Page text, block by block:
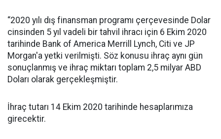
“2020 yılı dış finansman programı çerçevesinde Dolar
cinsinden 5 yıl vadeli bir tahvil ihracı için 6 Ekim 2020
tarihinde Bank of America Merrill Lynch, Citi ve JP
Morgan'a yetki verilmişti. Söz konusu ihraç aynı gün
sonuçlanmış ve ihraç miktarı toplam 2,5 milyar ABD
Doları olarak gerçekleşmiştir.
İhraç tutarı 14 Ekim 2020 tarihinde hesaplarımıza
girecektir.